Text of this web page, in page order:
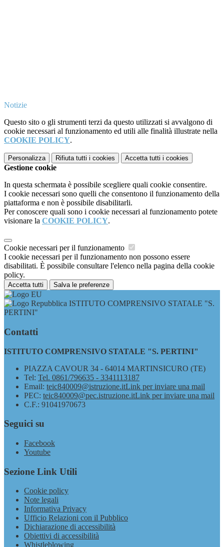
Notizie
Questo sito o gli strumenti terzi da questo utilizzati si avvalgono di
cookie necessari al funzionamento ed utili alle finalità illustrate nella
COOKIE POLICY.
Personalizza Rifiuta tutti i cookies Accetta tutti i cookies
Gestione cookie
In questa schermata è possibile scegliere quali cookie consentire.
I cookie necessari sono quelli che consentono il funzionamento della
piattaforma e non è possibile disabilitarli.
Per conoscere quali sono i cookie necessari al funzionamento potete
visionare la COOKIE POLICY.
Cookie necessari per il funzionamento
I cookie necessari per il funzionamento non possono essere
disabilitati. È possibile consultare l'elenco nella pagina della cookie
policy.
Accetta tutti Salva le preferenze
ISTITUTO COMPRENSIVO STATALE "S.
PERTINI"
Contatti
ISTITUTO COMPRENSIVO STATALE "S. PERTINI"
PIAZZA CAVOUR 34 - 64014 MARTINSICURO (TE)
Tel: Tel. 0861/796635 - 3341113187
Email: teic840009@istruzione.itLink per inviare una mail
PEC: teic840009@pec.istruzione.itLink per inviare una mail
C.F.: 91041970673
Seguici su
Facebook
Youtube
Sezione Link Utili
Cookie policy
Note legali
Informativa Privacy
Ufficio Relazioni con il Pubblico
Dichiarazione di accessibilità
Obiettivi di accessibilità
Whistleblowing